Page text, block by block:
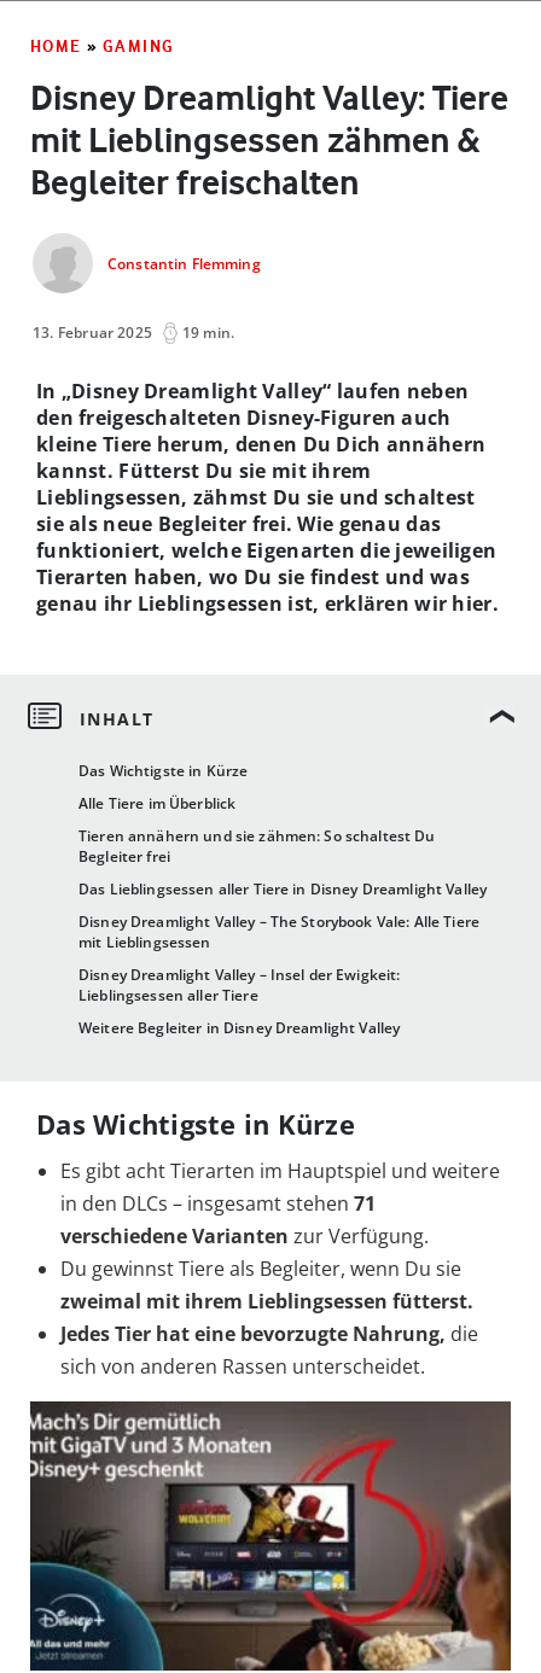
HOME » GAMING
Disney Dreamlight Valley: Tiere
mit Lieblingsessen zähmen &
Begleiter freischalten
Constantin Flemming
13. Februar 2025 19 min.
Das Wichtigste in Kürze
Alle Tiere im Überblick
Tieren annähern und sie zähmen: So schaltest Du
Begleiter frei
Das Lieblingsessen aller Tiere in Disney Dreamlight Valley
Disney Dreamlight Valley – The Storybook Vale: Alle Tiere
mit Lieblingsessen
Disney Dreamlight Valley – Insel der Ewigkeit:
Lieblingsessen aller Tiere
Weitere Begleiter in Disney Dreamlight Valley
In „Disney Dreamlight Valley“ laufen neben
den freigeschalteten Disney-Figuren auch
kleine Tiere herum, denen Du Dich annähern
kannst. Fütterst Du sie mit ihrem
Lieblingsessen, zähmst Du sie und schaltest
sie als neue Begleiter frei. Wie genau das
funktioniert, welche Eigenarten die jeweiligen
Tierarten haben, wo Du sie findest und was
genau ihr Lieblingsessen ist, erklären wir hier.
Das Wichtigste in Kürze
Es gibt acht Tierarten im Hauptspiel und weitere
in den DLCs – insgesamt stehen 71
verschiedene Varianten zur Verfügung.
Du gewinnst Tiere als Begleiter, wenn Du sie
zweimal mit ihrem Lieblingsessen fütterst.
Jedes Tier hat eine bevorzugte Nahrung, die
sich von anderen Rassen unterscheidet.